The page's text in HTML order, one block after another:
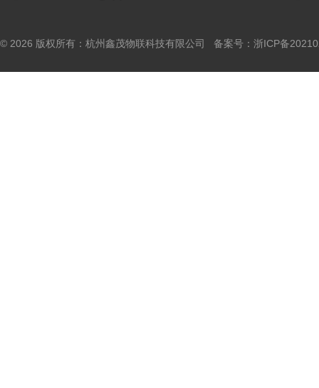
© 2026 版权所有：杭州鑫茂物联科技有限公司 备案号： 浙ICP备